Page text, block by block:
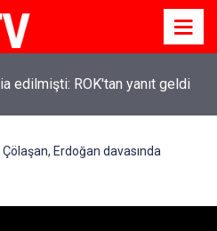
YKS değişecek mi?
Çölaşan, Erdoğan davasında